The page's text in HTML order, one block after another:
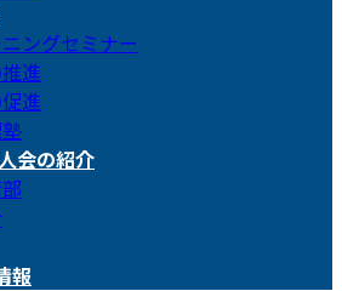
ングセミナー
進
進
会の紹介
報